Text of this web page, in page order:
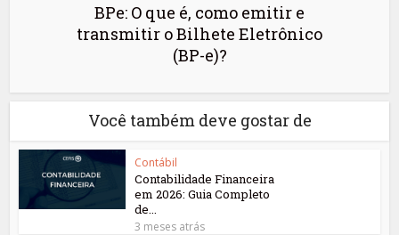
BPe: O que é, como emitir e
transmitir o Bilhete Eletrônico
(BP-e)?
Você também deve gostar de
Contábil
Contabilidade Financeira
em 2026: Guia Completo
de...
3 meses atrás